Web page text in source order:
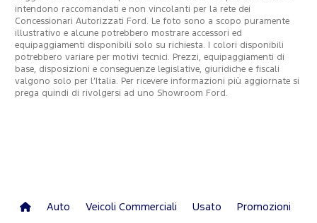
intendono raccomandati e non vincolanti per la rete dei
Concessionari Autorizzati Ford. Le foto sono a scopo puramente
illustrativo e alcune potrebbero mostrare accessori ed
equipaggiamenti disponibili solo su richiesta. I colori disponibili
potrebbero variare per motivi tecnici. Prezzi, equipaggiamenti di
base, disposizioni e conseguenze legislative, giuridiche e fiscali
valgono solo per l’Italia. Per ricevere informazioni più aggiornate si
prega quindi di rivolgersi ad uno Showroom Ford.
Auto Veicoli Commerciali Usato Promozioni